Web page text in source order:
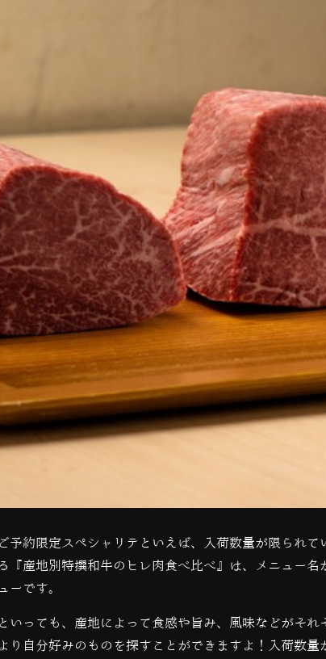
予約限定スペシャリテといえば、入荷数量が限られ
『産地別特撰和牛のヒレ肉食べ比べ』は、メニュー
ーです。
いっても、産地によって食感や旨み、風味などがそ
り自分好みのものを探すことができますよ！入荷数量